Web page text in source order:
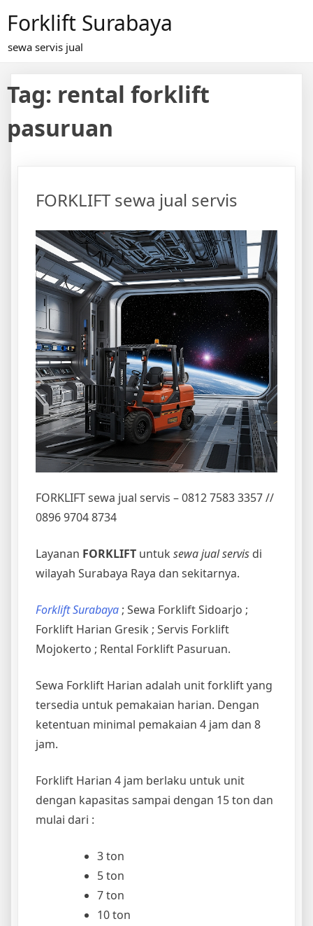
Forklift Surabaya
sewa servis jual
Tag: rental forklift
pasuruan
FORKLIFT sewa jual servis
FORKLIFT sewa jual servis – 0812 7583 3357 //
0896 9704 8734
Layanan FORKLIFT untuk sewa jual servis di
wilayah Surabaya Raya dan sekitarnya.
Forklift Surabaya; Sewa Forklift Sidoarjo ;
Forklift Harian Gresik ; Servis Forklift
Mojokerto ; Rental Forklift Pasuruan.
Sewa Forklift Harian adalah unit forklift yang
tersedia untuk pemakaian harian. Dengan
ketentuan minimal pemakaian 4 jam dan 8
jam.
Forklift Harian 4 jam berlaku untuk unit
dengan kapasitas sampai dengan 15 ton dan
mulai dari :
3 ton
5 ton
7 ton
10 ton